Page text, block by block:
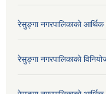
रेसुङ्गा नगरपालिकाको
रेसुङ्गा नगरपालिकाको